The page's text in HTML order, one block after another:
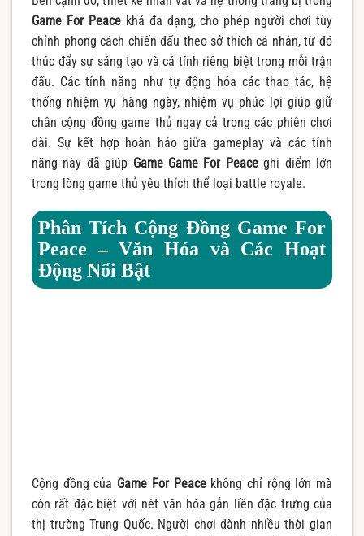
Game For Peacekhá đa dạng, cho phép người chơi tùy
chỉnh phong cách chiến đấu theo sở thích cá nhân, từ đó
thúc đẩy sự sáng tạo và cá tính riêng biệt trong mỗi trận
đấu. Các tính năng như tự động hóa các thao tác, hệ
thống nhiệm vụ hàng ngày, nhiệm vụ phúc lợi giúp giữ
chân cộng đồng game thủ ngay cả trong các phiên chơi
dài. Sự kết hợp hoàn hảo giữa gameplay và các tính
năng này đã giúp Game Game For Peaceghi điểm lớn
trong lòng game thủ yêu thích thể loại battle royale.
Phân Tích Cộng Đồng Game For
Peace – Văn Hóa và Các Hoạt
Động Nổi Bật
Cộng đồng của Game For Peacekhông chỉ rộng lớn mà
còn rất đặc biệt với nét văn hóa gắn liền đặc trưng của
thị trường Trung Quốc. Người chơi dành nhiều thời gian